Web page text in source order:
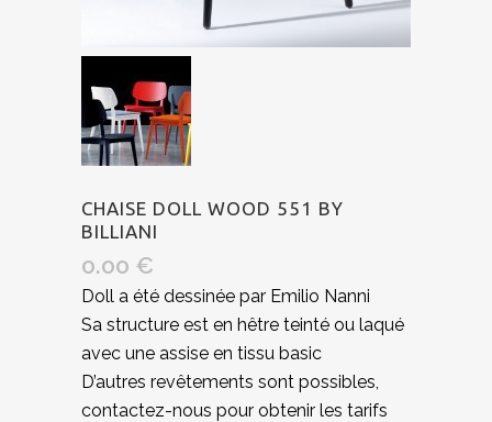
CHAISE DOLL WOOD 551 BY
BILLIANI
0.00 €
Doll a été dessinée par Emilio Nanni
Sa structure est en hêtre teinté ou laqué
avec une assise en tissu basic
D’autres revêtements sont possibles,
contactez-nous pour obtenir les tarifs